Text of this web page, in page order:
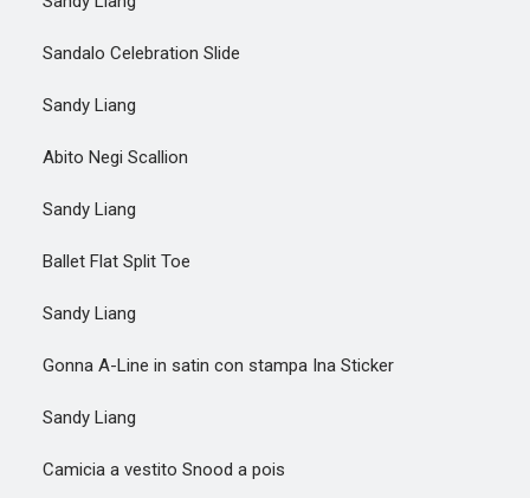
Sandalo Celebration Slide
Sandy Liang
Abito Negi Scallion
Sandy Liang
Ballet Flat Split Toe
Sandy Liang
Gonna A-Line in satin con stampa Ina Sticker
Sandy Liang
Camicia a vestito Snood a pois